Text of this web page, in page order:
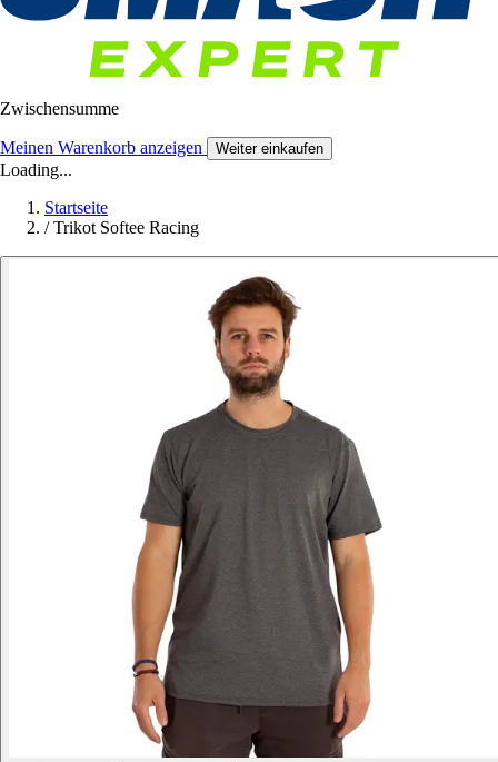
Zwischensumme
Meinen Warenkorb anzeigen Weiter einkaufen
Loading...
Startseite
/ Trikot Softee Racing